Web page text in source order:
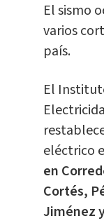
El sismo
varios
país.
El
eléctrico
en
Cortés,
Jiménez